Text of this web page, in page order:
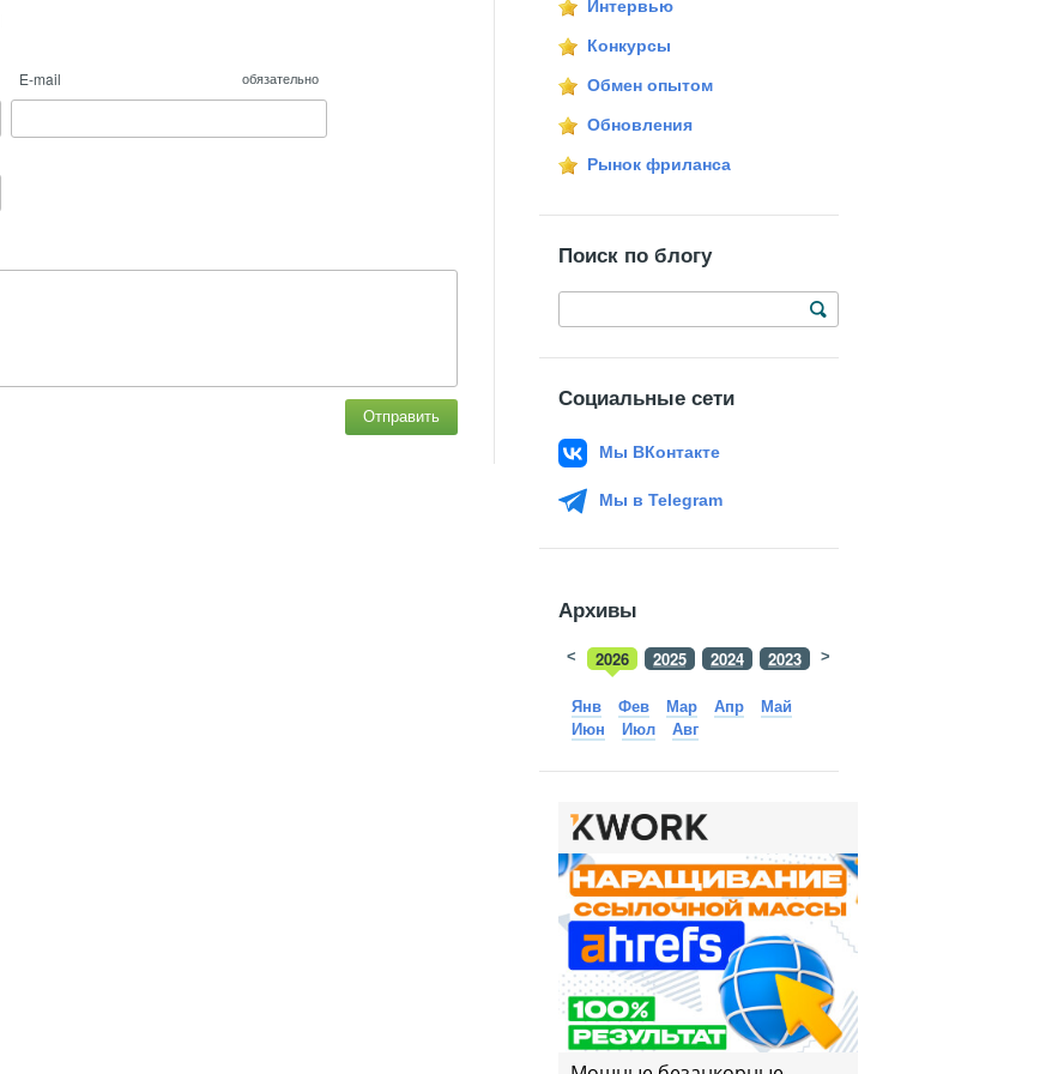
E-mail обязательно
Отправить
Интервью
Конкурсы
Обмен опытом
Обновления
Рынок фриланса
Поиск по блогу
Социальные сети
Мы ВКонтакте
Мы в Telegram
Архивы
2026 2025 2024 2023 2022
< >
Янв Фев Мар Апр
Май
Июн
Июл Авг